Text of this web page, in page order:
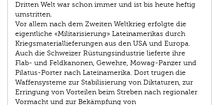
Dritten Welt war schon immer und ist bis heute heftig
umstritten.
Vor allem nach dem Zweiten Weltkrieg erfolgte die
eigentliche «Militarisierung» Lateinamerikas durch
Kriegsmateriallieferungen aus den USA und Europa.
Auch die Schweizer Rüstungsindustrie lieferte ihre
Flab- und Feldkanonen, Gewehre, Mowag-Panzer und
Pilatus-Porter nach Lateinamerika. Dort trugen die
Waffensysteme zur Stabilisierung von Diktaturen, zur
Erringung von Vorteilen beim Streben nach regionaler
Vormacht und zur Bekämpfung von